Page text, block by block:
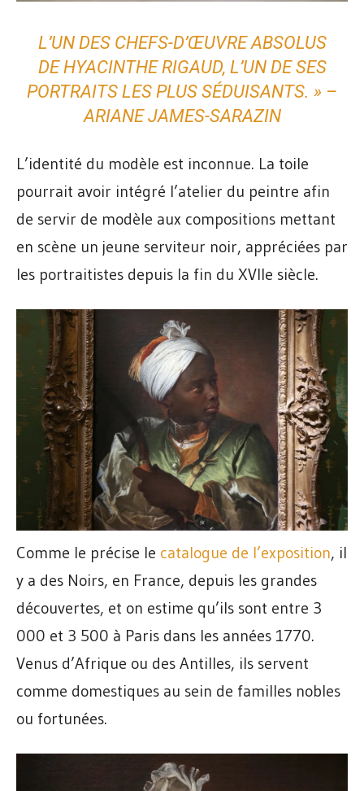
L’UN DES CHEFS-D’ŒUVRE ABSOLUS
DE HYACINTHE RIGAUD, L’UN DE SES
PORTRAITS LES PLUS SÉDUISANTS. » –
ARIANE JAMES-SARAZIN
L’identité du modèle est inconnue. La toile
pourrait avoir intégré l’atelier du peintre afin
de servir de modèle aux compositions mettant
en scène un jeune serviteur noir, appréciées par
les portraitistes depuis la fin du XVIIe siècle.
Comme le précise le catalogue de l’exposition, il
y a des Noirs, en France, depuis les grandes
découvertes, et on estime qu’ils sont entre 3
000 et 3 500 à Paris dans les années 1770.
Venus d’Afrique ou des Antilles, ils servent
comme domestiques au sein de familles nobles
ou fortunées.